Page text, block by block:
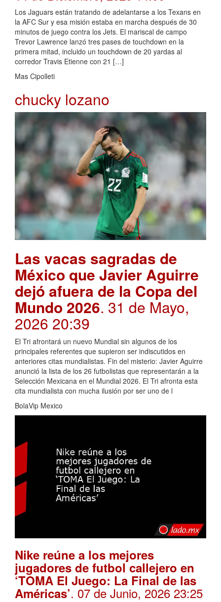
Los Jaguars están tratando de adelantarse a los Texans en
la AFC Sur y esa misión estaba en marcha después de 30
minutos de juego contra los Jets. El mariscal de campo
Trevor Lawrence lanzó tres pases de touchdown en la
primera mitad, incluido un touchdown de 20 yardas al
corredor Travis Etienne con 21 […]
Mas Cipolleti
chucky lozano
Las vacas sagradas de
México que Javier Aguirre
dejó afuera de la Copa del
Mundo 2026. 31 de Mayo,
2026 20:39
El Tri afrontará un nuevo Mundial sin algunos de los
principales referentes que supieron ser indiscutidos en
anteriores citas mundialistas. Fin del misterio: Javier Aguirre
anunció la lista de los 26 futbolistas que representarán a la
Selección Mexicana en el Mundial 2026. El Tri afronta esta
cita mundialista con mucha ilusión por ser uno de l
BolaVip Mexico
Nike reúne a los mejores
jugadores de futbol callejero en
‘TOMA El Juego: La Final de las
Américas’. 07 de Junio, 2026 23:25